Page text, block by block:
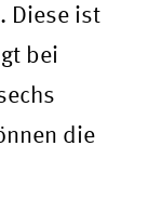
Diese ist
bei
die